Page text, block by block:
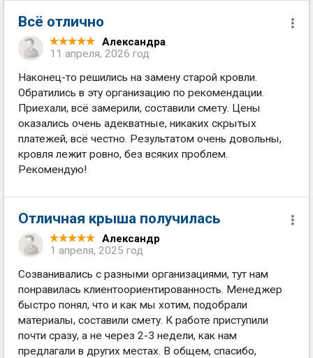
Всё отлично
Александра
11 апреля, 2026 год
Наконец-то решились на замену старой кровли.
Обратились в эту организацию по рекомендации.
Приехали, всё замерили, составили смету. Цены
оказались очень адекватные, никаких скрытых
платежей, всё честно. Результатом очень довольны,
кровля лежит ровно, без всяких проблем.
Рекомендую!
Отличная крыша получилась
Александр
1 апреля, 2025 год
Созванивались с разными организациями, тут нам
понравилась клиентоориентированность. Менеджер
быстро понял, что и как мы хотим, подобрали
материалы, составили смету. К работе приступили
почти сразу, а не через 2-3 недели, как нам
предлагали в других местах. В общем, спасибо,